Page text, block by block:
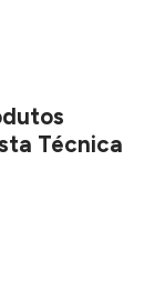
Técnica